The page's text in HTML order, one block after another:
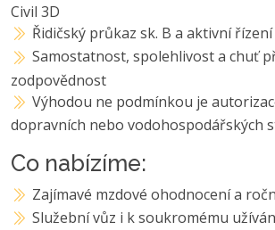
Civil 3D
Řidičský průkaz sk. B a aktivní řízení
Samostatnost, spolehlivost a chuť
zodpovědnost
Výhodou ne podmínkou je
dopravních nebo vodohospodářských
Co nabízíme:
Zajímavé mzdové ohodnocení a
Služební vůz i k soukromému